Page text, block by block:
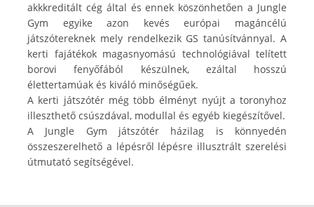
akkkreditált cég által és ennek köszönhetően a Jungle
Gym egyike azon kevés európai magáncélú
játszótereknek mely rendelkezik GS tanúsítvánnyal. A
kerti fajátékok magasnyomású technológiával telített
borovi fenyőfából készülnek, ezáltal hosszú
élettertamúak és kiváló minőségűek.
A kerti játszótér még több élményt nyújt a toronyhoz
illeszthető csúszdával, modullal és egyéb kiegészítővel.
A Jungle Gym játszótér házilag is könnyedén
összeszerelhető a lépésről lépésre illusztrált szerelési
útmutató segítségével.